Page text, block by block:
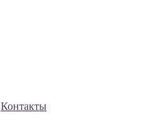
Контакты